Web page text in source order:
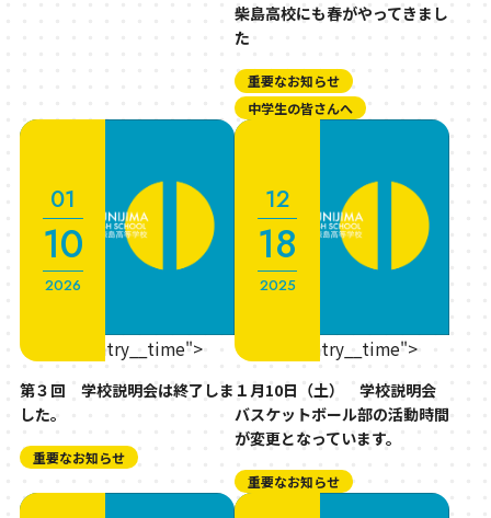
柴島高校にも春がやってきまし
た
重要なお知らせ
中学生の皆さんへ
2026
01
10
" class="entry__time">
第３回 学校説明会は終了しま
した。
重要なお知らせ
2025
12
18
" class="entry__time">
１月10日（土） 学校説明会
バスケットボール部の活動時間
が変更となっています。
重要なお知らせ